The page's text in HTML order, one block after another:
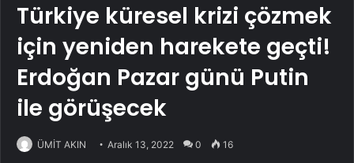
Türkiye küresel krizi çözmek
için yeniden harekete geçti!
Erdoğan Pazar günü Putin
ile görüşecek
ÜMİT AKIN Aralık 13, 2022 0 16